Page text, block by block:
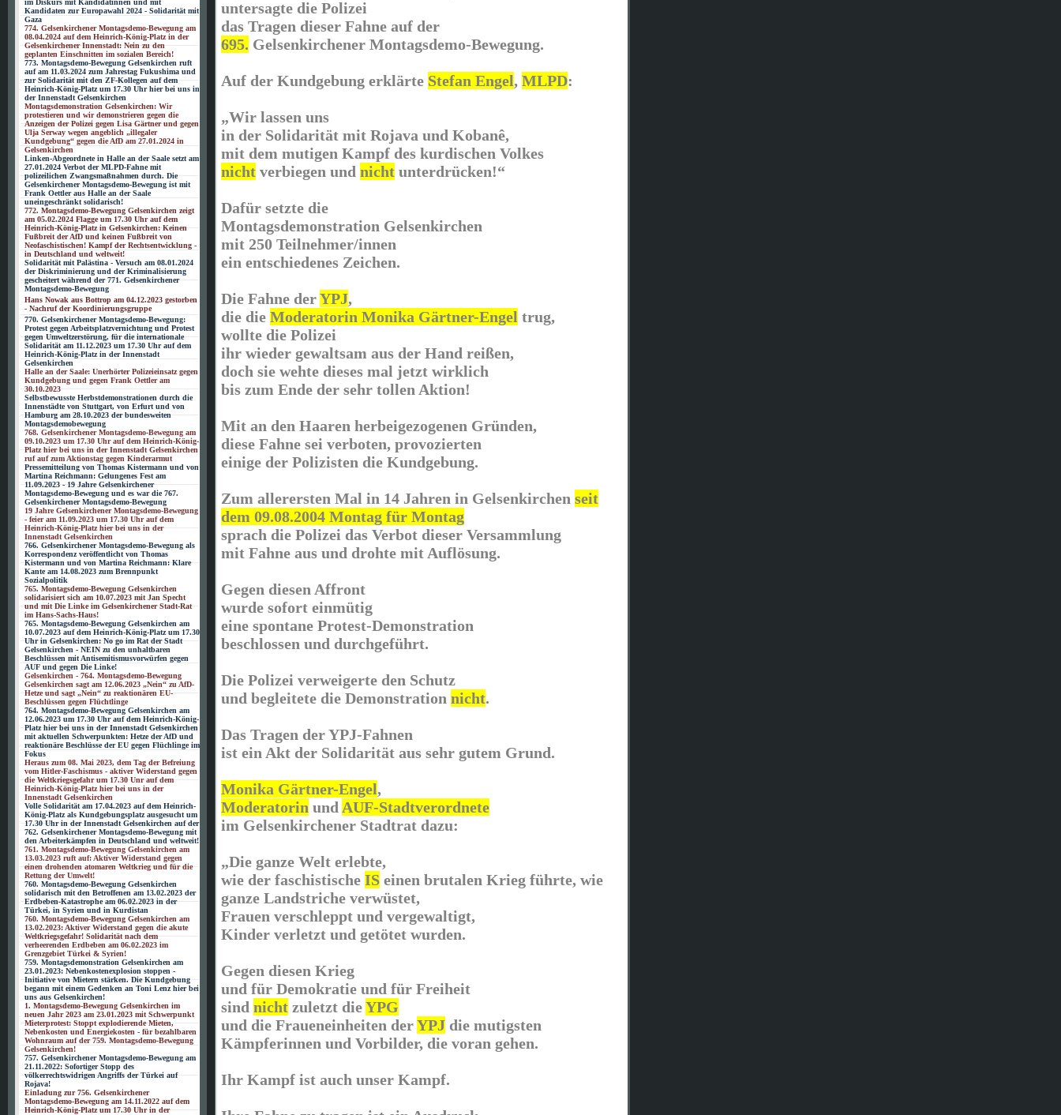
im Diskurs mit Kandidatinnen und mit
Kandidaten zur Europawahl 2024 - Solidarität mit
Gaza
774. Gelsenkirchener Montagsdemo-Bewegung am
08.04.2024 auf dem Heinrich-König-Platz in der
Gelsenkirchener Innenstadt: Nein zu den
geplanten Einschnitten im sozialen Bereich!
773. Montagsdemo-Bewegung Gelsenkirchen ruft
auf am 11.03.2024 zum Jahrestag Fukushima und
zur Solidarität mit den ZF-Kollegen auf dem
Heinrich-König-Platz um 17.30 Uhr hier bei uns in
der Innenstadt Gelsenkirchen
Montagsdemonstration Gelsenkirchen: Wir
protestieren und wir demonstrieren gegen die
Anzeigen der Polizei gegen Lisa Gärtner und gegen
Ulja Serway wegen angeblich „illegaler
Kundgebung“ gegen die AfD am 27.01.2024 in
Gelsenkirchen
Linken-Abgeordnete in Halle an der Saale setzt am
27.01.2024 Verbot der MLPD-Fahne mit
polizeilichen Zwangsmaßnahmen durch. Die
Gelsenkirchener Montagsdemo-Bewegung ist mit
Frank Oettler aus Halle an der Saale
uneingeschränkt solidarisch!
772. Montagsdemo-Bewegung Gelsenkirchen zeigt
am 05.02.2024 Flagge um 17.30 Uhr auf dem
Heinrich-König-Platz in Gelsenkirchen: Keinen
Fußbreit der AfD und keinen Fußbreit von
Neofaschistischen! Kampf der Rechtsentwicklung -
in Deutschland und weltweit!
Solidarität mit Palästina - Versuch am 08.01.2024
der Diskriminierung und der Kriminalisierung
gescheitert während der 771. Gelsenkirchener
Montagsdemo-Bewegung
Hans Nowak aus Bottrop am 04.12.2023 gestorben
- Nachruf der Koordinierungsgruppe
770. Gelsenkirchener Montagsdemo-Bewegung:
Protest gegen Arbeitsplatzvernichtung und Protest
gegen Umweltzerstörung, für die internationale
Solidarität am 11.12.2023 um 17.30 Uhr auf dem
Heinrich-König-Platz in der Innenstadt
Gelsenkirchen
Halle an der Saale: Unerhörter Polizeieinsatz gegen
Kundgebung und gegen Frank Oettler am
30.10.2023
Selbstbewusste Herbstdemonstrationen durch die
Innenstädte von Stuttgart, von Erfurt und von
Hamburg am 28.10.2023 der bundesweiten
Montagsdemobewegung
768. Gelsenkirchener Montagsdemo-Bewegung am
09.10.2023 um 17.30 Uhr auf dem Heinrich-König-
Platz hier bei uns in der Innenstadt Gelsenkirchen
ruf auf zum Aktionstag gegen Kinderarmut
Pressemitteilung von Thomas Kistermann und von
Martina Reichmann: Gelungenes Fest am
11.09.2023 - 19 Jahre Gelsenkirchener
Montagsdemo-Bewegung und es war die 767.
Gelsenkirchener Montagsdemo-Bewegung
19 Jahre Gelsenkirchener Montagsdemo-Bewegung
- feier am 11.09.2023 um 17.30 Uhr auf dem
Heinrich-König-Platz hier bei uns in der
Innenstadt Gelsenkirchen
766. Gelsenkirchener Montagsdemo-Bewegung als
Korrespondenz veröffentlicht von Thomas
Kistermann und von Martina Reichmann: Klare
Kante am 14.08.2023 zum Brennpunkt
Sozialpolitik
765. Montagsdemo-Bewegung Gelsenkirchen
solidarisiert sich am 10.07.2023 mit Jan Specht
und mit Die Linke im Gelsenkirchener Stadt-Rat
im Hans-Sachs-Haus!
765. Montagsdemo-Bewegung Gelsenkirchen am
10.07.2023 auf dem Heinrich-König-Platz um 17.30
Uhr in Gelsenkirchen: No go im Rat der Stadt
Gelsenkirchen - NEIN zu den unhaltbaren
Beschlüssen mit Antisemitismusvorwürfen gegen
AUF und gegen Die Linke!
Gelsenkirchen - 764. Montagsdemo-Bewegung
Gelsenkirchen sagt am 12.06.2023 „Nein“ zu AfD-
Hetze und sagt „Nein“ zu reaktionären EU-
Beschlüssen gegen Flüchtlinge
764. Montagsdemo-Bewegung Gelsenkirchen am
12.06.2023 um 17.30 Uhr auf dem Heinrich-König-
Platz hier bei uns in der Innenstadt Gelsenkirchen
mit aktuellen Schwerpunkten: Hetze der AfD und
reaktionäre Beschlüsse der EU gegen Flüchlinge im
Fokus
Heraus zum 08. Mai 2023, dem Tag der Befreiung
vom Hitler-Faschismus - aktiver Widerstand gegen
die Weltkriegsgefahr um 17.30 Unr auf dem
Heinrich-König-Platz hier bei uns in der
Innenstadt Gelsenkirchen
Volle Solidarität am 17.04.2023 auf dem Heinrich-
König-Platz als Kundgebungsplatz ausgesucht um
17.30 Uhr in der Innenstadt Gelsenkirchen auf der
762. Gelsenkirchener Montagsdemo-Bewegung mit
den Arbeiterkämpfen in Deutschland und weltweit!
761. Montagsdemo-Bewegung Gelsenkirchen am
13.03.2023 ruft auf: Aktiver Widerstand gegen
einen drohenden atomaren Weltkrieg und für die
Rettung der Umwelt!
760. Montagsdemo-Bewegung Gelsenkirchen
solidarisch mit den Betroffenen am 13.02.2023 der
Erdbeben-Katastrophe am 06.02.2023 in der
Türkei, in Syrien und in Kurdistan
760. Montagsdemo-Bewegung Gelsenkirchen am
13.02.2023: Aktiver Widerstand gegen die akute
Weltkriegsgefahr! Solidarität nach dem
verheerenden Erdbeben am 06.02.2023 im
Grenzgebiet Türkei & Syrien!
759. Montagsdemonstration Gelsenkirchen am
23.01.2023: Nebenkostenexplosion stoppen -
Initiative von Mietern stärken. Die Kundgebung
begann mit einem Gedenken an Toni Lenz hier bei
uns aus Gelsenkirchen!
1. Montagsdemo-Bewegung Gelsenkirchen im
neuen Jahr 2023 am 23.01.2023 mit Schwerpunkt
Mieterprotest: Stoppt explodierende Mieten,
Nebenkosten und Energiekosten - für bezahlbaren
Wohnraum auf der 759. Montagsdemo-Bewegung
Gelsenkirchen!
757. Gelsenkirchener Montagsdemo-Bewegung am
21.11.2022: Sofortiger Stopp des
völkerrechtswidrigen Angriffs der Türkei auf
Rojava!
Einladung zur 756. Gelsenkirchener
Montagsdemo-Bewegung am 14.11.2022 auf dem
Heinrich-König-Platz um 17.30 Uhr in der
untersagte die Polizei
das Tragen dieser Fahne auf der
695. Gelsenkirchener Montagsdemo-Bewegung.
Auf der Kundgebung erklärte Stefan Engel, MLPD:
„Wir lassen uns
in der Solidarität mit Rojava und Kobanê,
mit dem mutigen Kampf des kurdischen Volkes
nicht verbiegen und nicht unterdrücken!“
Dafür setzte die
Montagsdemonstration Gelsenkirchen
mit 250 Teilnehmer/innen
ein entschiedenes Zeichen.
Die Fahne derYPJ,
die die Moderatorin Monika Gärtner-Engel trug,
wollte die Polizei
ihr wieder gewaltsam aus der Hand reißen,
doch sie wehte dieses mal jetzt wirklich
bis zum Ende der sehr tollen Aktion!
Mit an den Haaren herbeigezogenen Gründen,
diese Fahne sei verboten, provozierten
einige der Polizisten die Kundgebung.
Zum allerersten Mal in 14 Jahren in Gelsenkirchen seit
dem 09.08.2004 Montag für Montag
sprach die Polizei das Verbot dieser Versammlung
mit Fahne aus und drohte mit Auflösung.
Gegen diesen Affront
wurde sofort einmütig
eine spontane Protest-Demonstration
beschlossen und durchgeführt.
Die Polizei verweigerte den Schutz
und begleitete die Demonstration nicht.
Das Tragen der YPJ-Fahnen
ist ein Akt der Solidarität aus sehr gutem Grund.
Monika Gärtner-Engel,
Moderatorin undAUF-Stadtverordnete
im Gelsenkirchener Stadtrat dazu:
„Die ganze Welt erlebte,
wie der faschistische IS einen brutalen Krieg führte, wie
ganze Landstriche verwüstet,
Frauen verschleppt und vergewaltigt,
Kinder verletzt und getötet wurden.
Gegen diesen Krieg
und für Demokratie und für Freiheit
sind nicht zuletzt dieYPG
und die Fraueneinheiten derYPJ die mutigsten
Kämpferinnen und Vorbilder, die voran gehen.
Ihr Kampf ist auch unser Kampf.